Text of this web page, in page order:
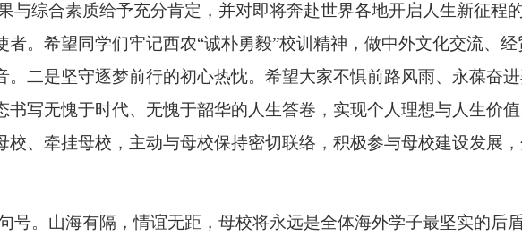
与综合素质给予充分肯定，并对即将奔赴世界各地开启人生新征程
。希望同学们牢记西农“诚朴勇毅”校训精神，做中外文化交流、经
二是坚守逐梦前行的初心热忱。希望大家不惧前路风雨、永葆奋
写无愧于时代、无愧于韶华的人生答卷，实现个人理想与人生价
、牵挂母校，主动与母校保持密切联络，积极参与母校建设发展
号。山海有隔，情谊无距，母校将永远是全体海外学子最坚实的后